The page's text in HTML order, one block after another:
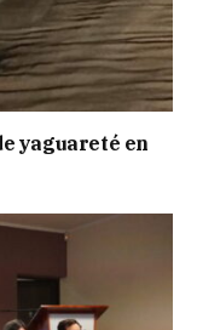
yaguareté en